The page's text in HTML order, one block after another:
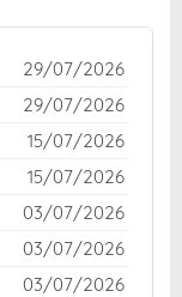
29/07/2026
29/07/2026
15/07/2026
15/07/2026
03/07/2026
03/07/2026
03/07/2026